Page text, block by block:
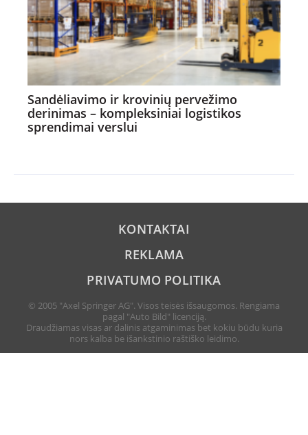
Sandėliavimo ir krovinių pervežimo
derinimas – kompleksiniai logistikos
sprendimai verslui
KONTAKTAI
REKLAMA
PRIVATUMO POLITIKA
© 2005 "Axel Springer AG". Visos teisės išsaugomos. Rengiama
pagal "Auto Bild" licenciją.
Draudžiamas visas ar dalinis atgaminimas bet kokiu būdu kuria
nors kalba be išankstinio raštiško leidimo.